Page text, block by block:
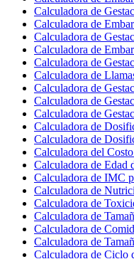
Calculadora de
Calculadora de
Calculadora de
Calculadora de
Calculadora de
Calculadora de
Calculadora de
Calculadora de
Calculadora de
Calculadora de
Calculadora de
Calculadora del
Calculadora de Edad
Calculadora de IMC
Calculadora de
Calculadora de
Calculadora de
Calculadora de
Calculadora de
Calculadora de Ciclo